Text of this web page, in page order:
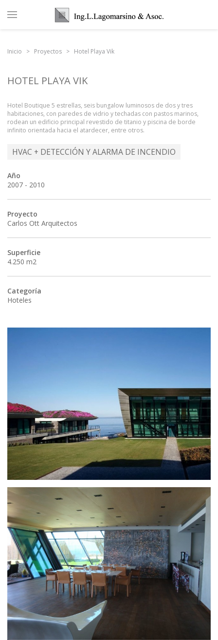
Inicio Proyectos Hotel Playa Vik
HOTEL PLAYA VIK
Hotel Boutique 5 estrellas, seis bungalow luminosos de dos y tres
habitaciones, con paredes de vidrio y techadas con pastos marinos,
rodean un edificio principal revestido de titanio y piscina de borde
infinito orientada hacia el atardecer, entre otros.
HVAC + DETECCIÓN Y ALARMA DE INCENDIO
Año
2007 - 2010
Proyecto
Carlos Ott Arquitectos
Superficie
4.250 m2
Categoría
Hoteles